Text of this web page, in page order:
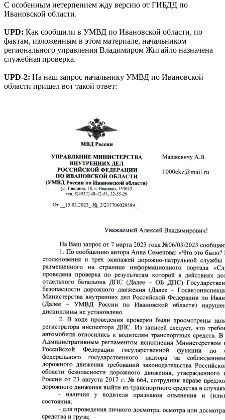
С особенным нетерпением жду версию от ГИБДД по
Ивановской области.
UPD: Как сообщили в УМВД по Ивановской области, по
фактам, изложенным в этом материале, начальником
регионального управления Владимиром Жигайло назначена
служебная проверка.
UPD-2: На наш запрос начальнику УМВД по Ивановской
области пришел вот такой ответ: